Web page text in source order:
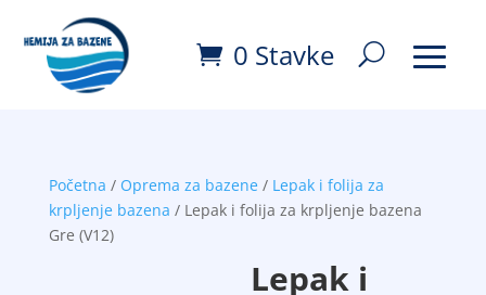
0 Stavke
Početna / Oprema za bazene/ Lepak i folija za
krpljenje bazena / Lepak i folija za krpljenje bazena
Gre (V12)
Lepak i